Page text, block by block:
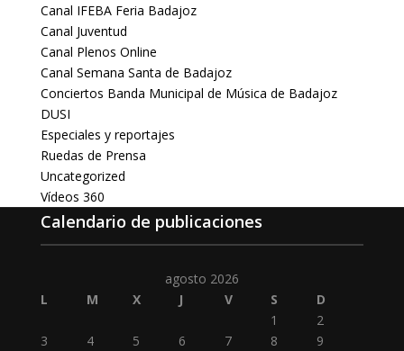
Canal IFEBA Feria Badajoz
Canal Juventud
Canal Plenos Online
Canal Semana Santa de Badajoz
Conciertos Banda Municipal de Música de Badajoz
DUSI
Especiales y reportajes
Ruedas de Prensa
Uncategorized
Vídeos 360
Calendario de publicaciones
agosto 2026
L
M X J V S
D
1
2
3
4 5 6 7 8
9